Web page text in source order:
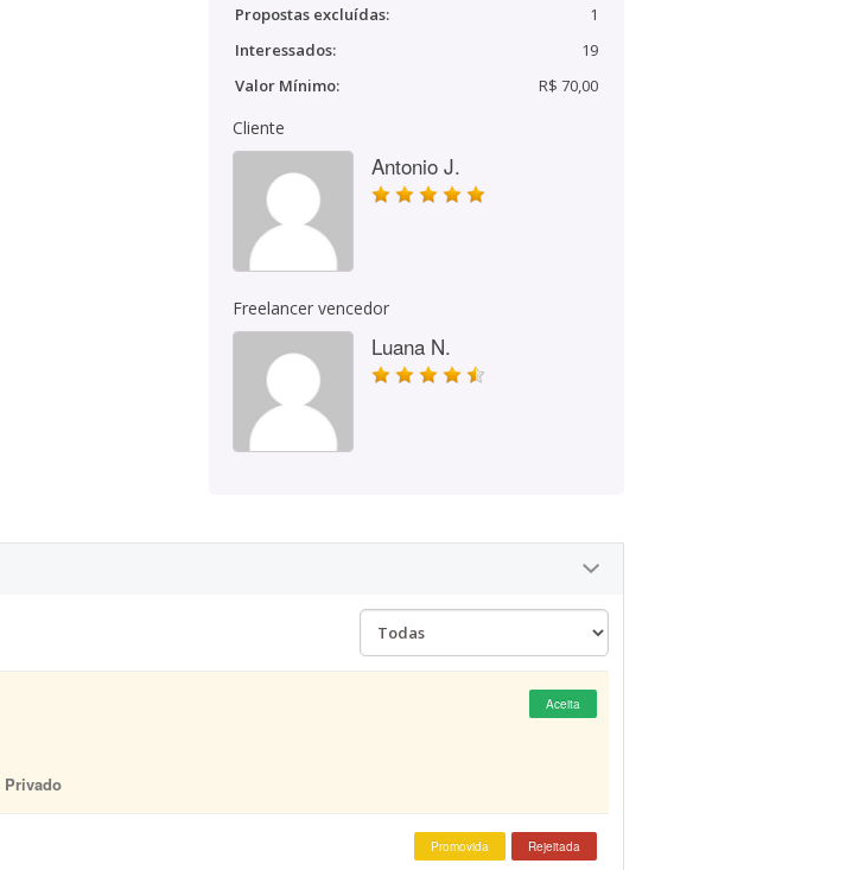
Propostas excluídas:
1
Interessados:
19
Valor Mínimo:
R$ 70,00
Cliente
Antonio J.
Freelancer vencedor
Luana N.
Aceita
Privado
Promovida Rejeitada